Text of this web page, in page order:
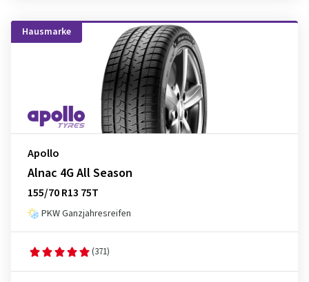
Hausmarke
Apollo
Alnac 4G All Season
155/70 R13 75T
PKW Ganzjahresreifen
(371)